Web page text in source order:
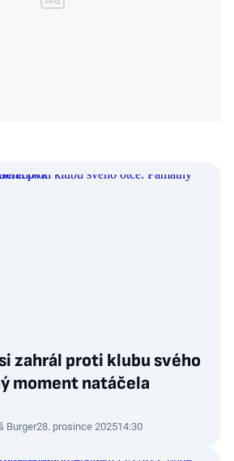
zahrál proti klubu svého
moment natáčela
Burger28. prosince 202514:30